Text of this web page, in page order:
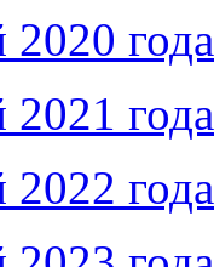
года
года
года